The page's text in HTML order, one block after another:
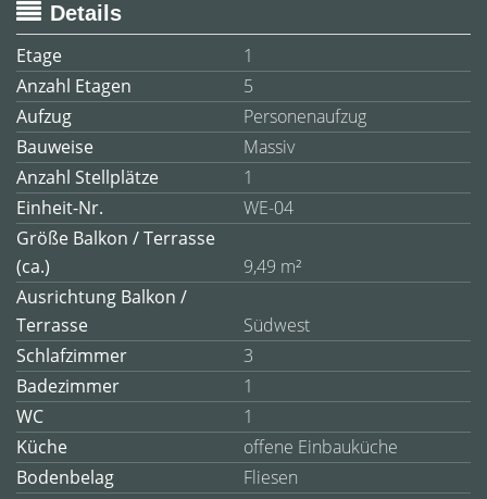
Details
Etage
1
Anzahl Etagen
5
Aufzug
Personenaufzug
Bauweise
Massiv
Anzahl Stellplätze
1
Einheit-Nr.
WE-04
Größe Balkon / Terrasse
(ca.)
9,49 m²
Ausrichtung Balkon /
Terrasse
Südwest
Schlafzimmer
3
Badezimmer
1
WC
1
Küche
offene Einbauküche
Bodenbelag
Fliesen